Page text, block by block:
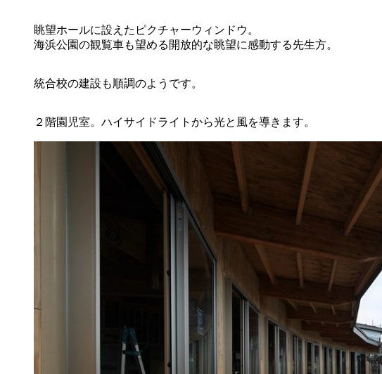
眺望ホールに設えたピクチャーウィンドウ。
海浜公園の観覧車も望める開放的な眺望に感動する先生方。
統合校の建設も順調のようです。
２階園児室。ハイサイドライトから光と風を導きます。